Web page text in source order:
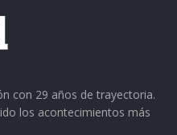
concluyó.
con 29 años de trayectoria.
los acontecimientos más